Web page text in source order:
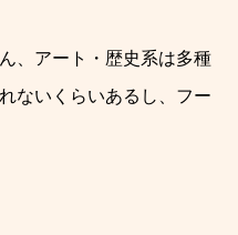
、アート・歴史系は多種
ないくらいあるし、フー